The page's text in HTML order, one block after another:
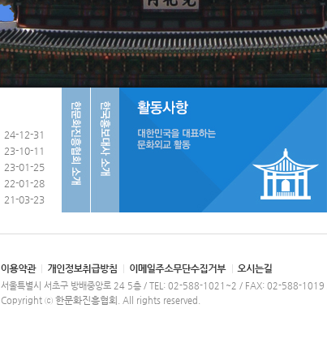
24-12-31
23-10-11
23-01-25
22-01-28
21-03-23
서울특별시 서초구 방배중앙로 24 5층 / TEL: 02-588-1021~2 / FAX: 02-588-
Copyright ⓒ 한문화진흥협회 . All rights reserved.